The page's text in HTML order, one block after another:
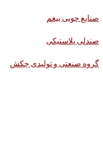
صنایع چوبی بیغم
صندلی پلاستیکی
گروه صنعتی و تولیدی چکش